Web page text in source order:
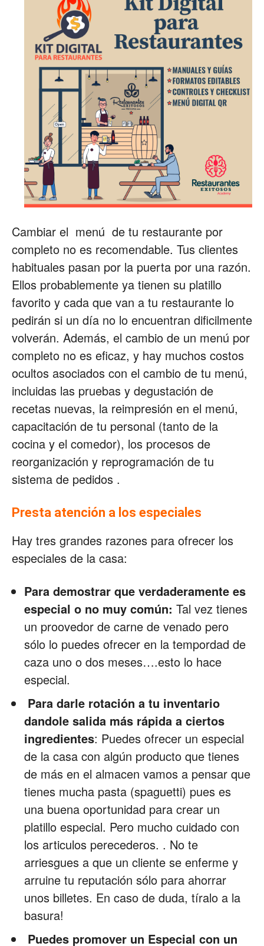
Cambiar el menú de tu restaurante por
completo no es recomendable. Tus clientes
habituales pasan por la puerta por una razón.
Ellos probablemente ya tienen su platillo
favorito y cada que van a tu restaurante lo
pedirán si un día no lo encuentran dificilmente
volverán. Además, el cambio de un menú por
completo no es eficaz, y hay muchos costos
ocultos asociados con el cambio de tu menú,
incluidas las pruebas y degustación de
recetas nuevas, la reimpresión en el menú,
capacitación de tu personal (tanto de la
cocina y el comedor), los procesos de
reorganización y reprogramación de tu
sistema de pedidos .
Presta atención a los especiales
Hay tres grandes razones para ofrecer los
especiales de la casa:
Para demostrar que verdaderamente es
especial o no muy común: Tal vez tienes
un proovedor de carne de venado pero
sólo lo puedes ofrecer en la tempordad de
caza uno o dos meses….esto lo hace
especial.
Para darle rotación a tu inventario
dandole salida más rápida a ciertos
ingredientes: Puedes ofrecer un especial
de la casa con algún producto que tienes
de más en el almacen vamos a pensar que
tienes mucha pasta (spaguetti) pues es
una buena oportunidad para crear un
platillo especial. Pero mucho cuidado con
los articulos perecederos. . No te
arriesgues a que un cliente se enferme y
arruine tu reputación sólo para ahorrar
unos billetes. En caso de duda, tíralo a la
basura!
Puedes promover un Especial con un